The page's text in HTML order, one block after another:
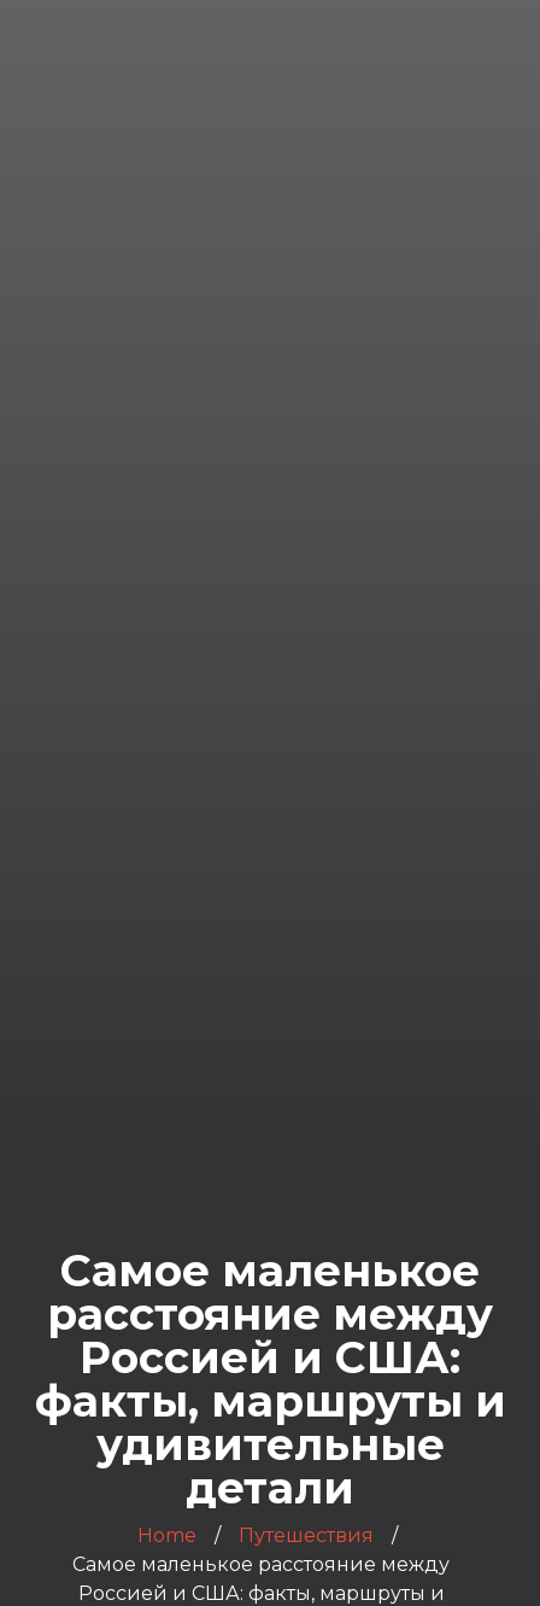
Самое маленькое
расстояние между
Россией и США:
факты, маршруты и
удивительные
детали
Home
Путешествия
Самое маленькое расстояние между
Россией и США: факты, маршруты и